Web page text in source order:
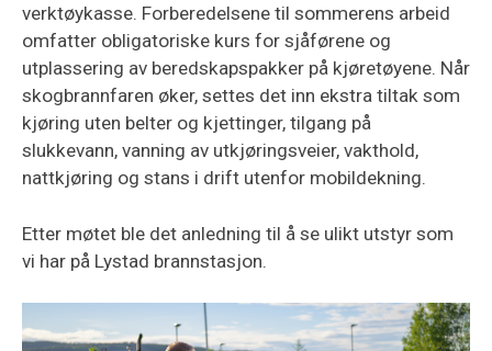
verktøykasse. Forberedelsene til sommerens arbeid
omfatter obligatoriske kurs for sjåførene og
utplassering av beredskapspakker på kjøretøyene. Når
skogbrannfaren øker, settes det inn ekstra tiltak som
kjøring uten belter og kjettinger, tilgang på
slukkevann, vanning av utkjøringsveier, vakthold,
nattkjøring og stans i drift utenfor mobildekning.
Etter møtet ble det anledning til å se ulikt utstyr som
vi har på Lystad brannstasjon.